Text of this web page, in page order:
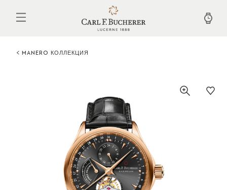
основному
MANERO КОЛЛЕКЦИЯ